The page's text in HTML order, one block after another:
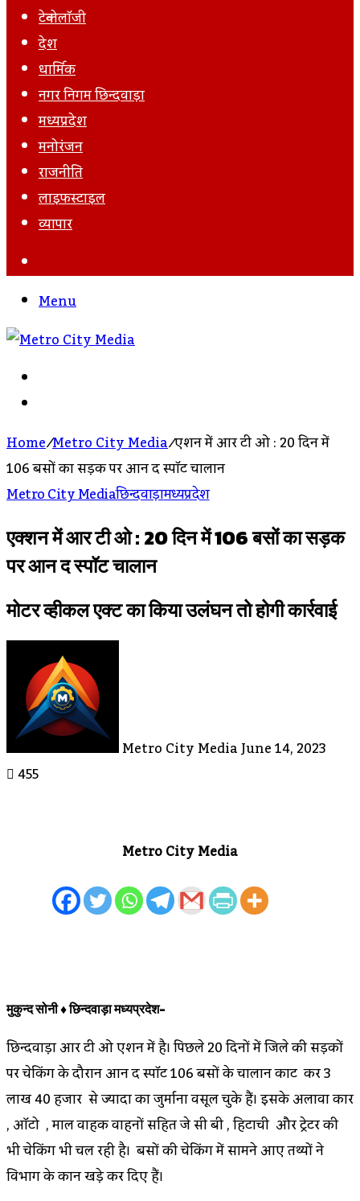
टेक्नोलॉजी
देश
धार्मिक
नगर निगम छिन्दवाड़ा
मध्यप्रदेश
मनोरंजन
राजनीति
लाइफस्टाइल
व्यापार
Menu
Home/Metro City Media/एक्शन में आर टी ओ : 20 दिन में
106 बसों का सड़क पर आन द स्पॉट चालान
Metro City Mediaछिन्दवाड़ामध्यप्रदेश
एक्शन में आर टी ओ : 20 दिन में 106 बसों का सड़क
पर आन द स्पॉट चालान
मोटर व्हीकल एक्ट का किया उलंघन तो होगी कार्रवाई
Metro City MediaJune 14, 2023
455
Metro City Media
मुकुन्द सोनी ♦ छिन्दवाड़ा मध्यप्रदेश-
छिन्दवाड़ा आर टी ओ एक्शन में है। पिछले 20 दिनों में जिले की सड़कों
पर चेकिंग के दौरान आन द स्पॉट 106 बसों के चालान काट कर 3
लाख 40 हजार से ज्यादा का जुर्माना वसूल चुके हैं। इसके अलावा कार
, ऑटो , माल वाहक वाहनों सहित जे सी बी , हिटाची और ट्रेक्टर की
भी चेकिंग भी चल रही है। बसों की चेकिंग में सामने आए तथ्यों ने
विभाग के कान खड़े कर दिए हैं।